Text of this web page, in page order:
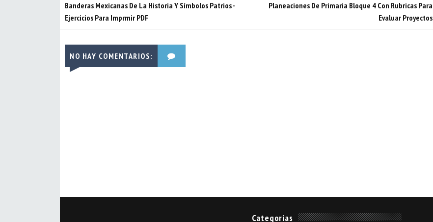
Banderas Mexicanas De La Historia Y Símbolos Patrios -
Ejercicios Para Imprmir PDF
Planeaciones De Primaria Bloque 4 Con Rubricas Para
Evaluar Proyectos
NO HAY COMENTARIOS:
Categorias